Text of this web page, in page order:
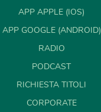
APP APPLE (IOS)
APP GOOGLE (ANDROID)
RADIO
PODCAST
RICHIESTA TITOLI
CORPORATE